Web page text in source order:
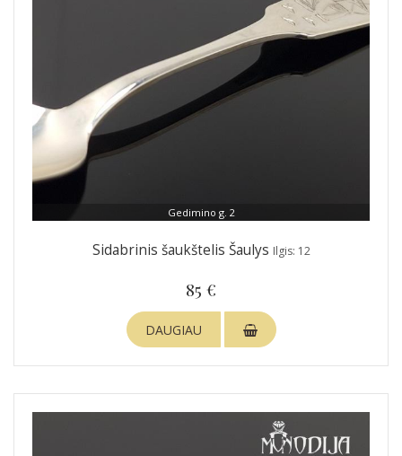
Gedimino g. 2
Sidabrinis šaukštelis Šaulys Ilgis: 12
85 €
DAUGIAU